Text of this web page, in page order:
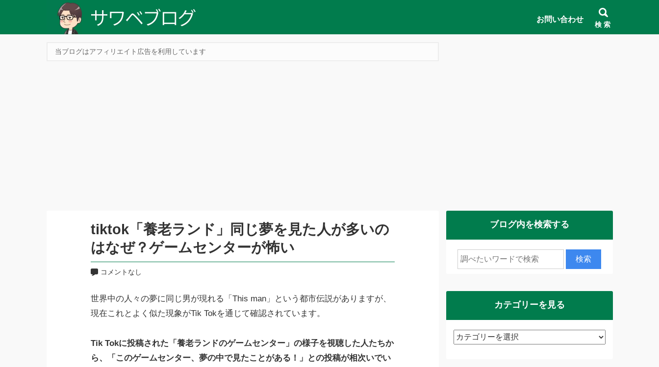
お問い合わせ
検 索
当ブログはアフィリエイト広告を利用しています
tiktok「養老ランド」同じ夢を見た人が多いの
はなぜ？ゲームセンターが怖い
コメントなし
世界中の人々の夢に同じ男が現れる「This man」という都市伝説がありますが、
現在これとよく似た現象がTik Tokを通じて確認されています。
Tik Tokに投稿された「養老ランドのゲームセンター」の様子を視聴した人たちか
ら、「このゲームセンター、夢の中で見たことがある！」との投稿が相次いでい
ブログ内を検索する
カテゴリーを見る
カ